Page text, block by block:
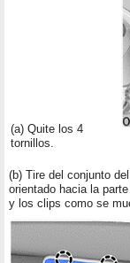
(a) Quite los 4
tornillos.
(b) Tire del conjunto
orientado hacia la
y los clips como se